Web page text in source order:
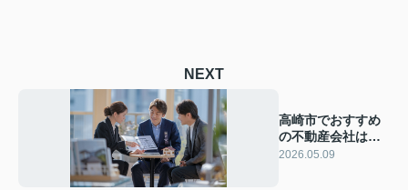
NEXT
高崎市でおすすめ
の不動産会社はど
こ？安心して任せ
2026.05.09